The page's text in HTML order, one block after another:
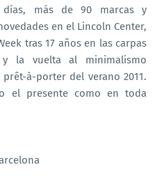
días, más de 90 marcas y
en el Lincoln Center,
tras 17 años en las carpas
la vuelta al minimalismo
à-porter del verano 2011.
el presente como en toda